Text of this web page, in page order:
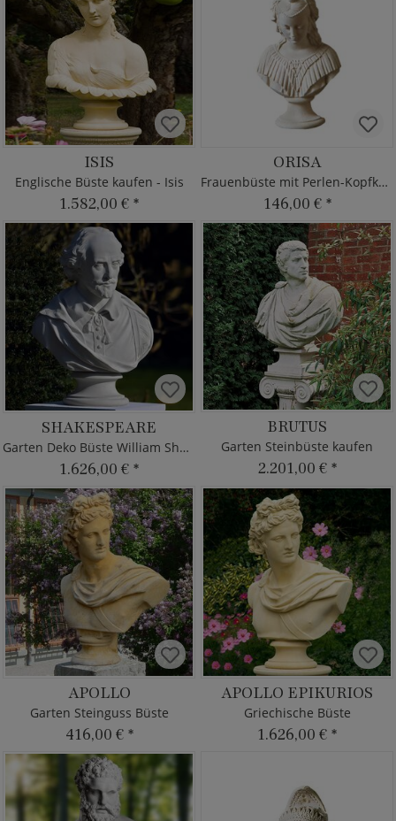
ISIS
Englische Büste kaufen - Isis
1.582,00 € *
ORISA
Frauenbüste mit Perlen-Kopfkette
146,00 € *
SHAKESPEARE
Garten Deko Büste William Shakespeare
1.626,00 € *
BRUTUS
Garten Steinbüste kaufen
2.201,00 € *
APOLLO
Garten Steinguss Büste
416,00 € *
APOLLO EPIKURIOS
Griechische Büste
1.626,00 € *